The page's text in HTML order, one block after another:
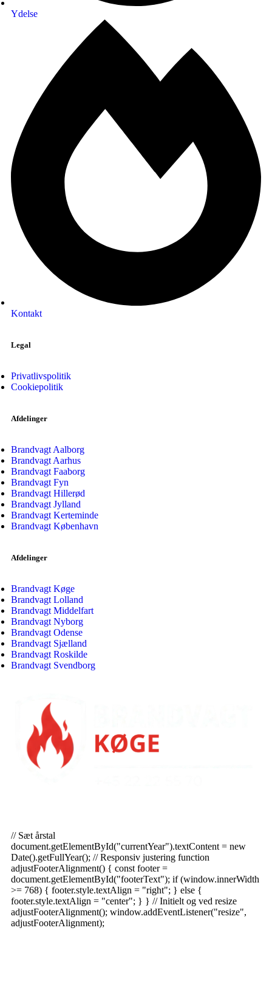
Ydelse
Kontakt
Legal
Privatlivspolitik
Cookiepolitik
Afdelinger
Brandvagt Aalborg
Brandvagt Aarhus
Brandvagt Faaborg
Brandvagt Fyn
Brandvagt Hillerød
Brandvagt Jylland
Brandvagt Kerteminde
Brandvagt København
Afdelinger
Brandvagt Køge
Brandvagt Lolland
Brandvagt Middelfart
Brandvagt Nyborg
Brandvagt Odense
Brandvagt Sjælland
Brandvagt Roskilde
Brandvagt Svendborg
// Sæt årstal
document.getElementById("currentYear").textContent = new
Date().getFullYear(); // Responsiv justering function
adjustFooterAlignment() { const footer =
document.getElementById("footerText"); if (window.innerWidth
>= 768) { footer.style.textAlign = "right"; } else {
footer.style.textAlign = "center"; } } // Initielt og ved resize
adjustFooterAlignment(); window.addEventListener("resize",
adjustFooterAlignment);